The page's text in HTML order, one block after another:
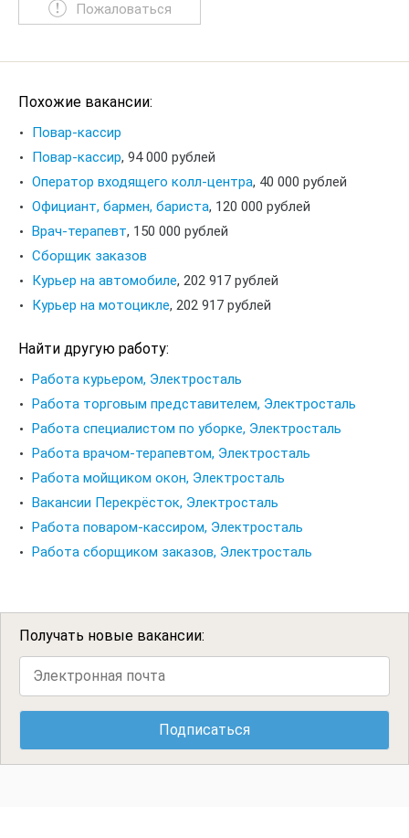
Пожаловаться
Похожие вакансии:
Повар-кассир
Повар-кассир, 94 000 рублей
Оператор входящего колл-центра, 40 000 рублей
Официант, бармен, бариста, 120 000 рублей
Врач-терапевт, 150 000 рублей
Сборщик заказов
Курьер на автомобиле, 202 917 рублей
Курьер на мотоцикле, 202 917 рублей
Найти другую работу:
Работа курьером, Электросталь
Работа торговым представителем, Электросталь
Работа специалистом по уборке, Электросталь
Работа врачом-терапевтом, Электросталь
Работа мойщиком окон, Электросталь
Вакансии Перекрёсток, Электросталь
Работа поваром-кассиром, Электросталь
Работа сборщиком заказов, Электросталь
Получать новые вакансии: